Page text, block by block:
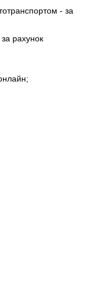
- за
рахунок